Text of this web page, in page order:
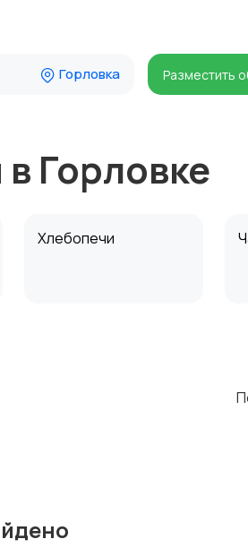
Горловка Разместить
Горловке
Хлебопечи